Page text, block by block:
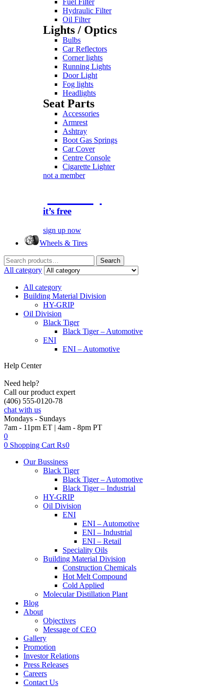
Fuel Filter
Hydraulic Filter
Oil Filter
Lights / Optics
Bulbs
Car Reflectors
Corner lights
Running Lights
Door Light
Fog lights
Headlights
Seat Parts
Accessories
Armrest
Ashtray
Boot Gas Springs
Car Cover
Centre Console
Cigarette Lighter
not a member
it’s free
sign up now
Wheels & Tires
Search
for:
Search
All category
All category
Building Material Division
HY-GRIP
Oil Division
Black Tiger
Black Tiger – Automotive
ENI
ENI – Automotive
Help Center
Need help?
Call our product expert
(406) 555-0120-78
chat with us
Mondays - Sundays
7am - 11pm ET | 4am - 8pm PT
0
0 Shopping Cart ₨0
Our Bussiness
Black Tiger
Black Tiger – Automotive
Black Tiger – Industrial
HY-GRIP
Oil Division
ENI
ENI – Automotive
ENI – Industrial
ENI – Retail
Speciality Oils
Building Material Division
Construction Chemicals
Hot Melt Compound
Cold Applied
Molecular Distillation Plant
Blog
About
Objectives
Message of CEO
Gallery
Promotion
Investor Relations
Press Releases
Careers
Contact Us